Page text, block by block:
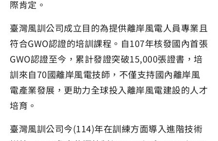
際肯定。
臺灣風訓公司成立目的為提供離岸風電人員專業且
符合GWO認證的培訓課程。自107年核發國內首張
GWO認證至今，累計發證突破15,000張證書，培
訓來自70國離岸風電技師，不僅支持國內離岸風
電產業發展，更助力全球投入離岸風電建設的人才
培育。
臺灣風訓公司今(114)年在訓練方面導入進階技術